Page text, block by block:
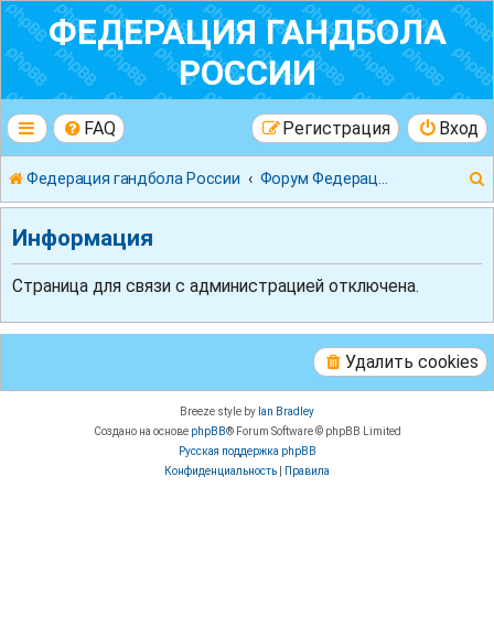
ФЕДЕРАЦИЯ ГАНДБОЛА
РОССИИ
FAQ Вход
Регистрация
Федерация гандбола России
Информация
Страница для связи с администрацией отключена.
Удалить cookies
Breeze style by Ian Bradley
Создано на основе phpBB® Forum Software © phpBB Limited
Русская поддержка phpBB
Конфиденциальность
Правила